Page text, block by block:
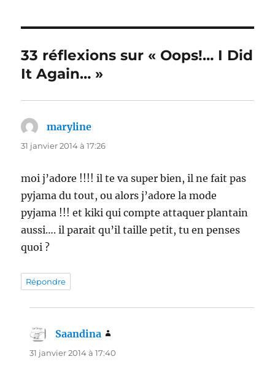
33 réflexions sur « Oops!… I Did
It Again… »
maryline
31 janvier 2014 à 17:26
moi j’adore !!!! il te va super bien, il ne fait pas
pyjama du tout, ou alors j’adore la mode
pyjama !!! et kiki qui compte attaquer plantain
aussi…. il parait qu’il taille petit, tu en penses
quoi ?
Répondre
Saandina
31 janvier 2014 à 17:40